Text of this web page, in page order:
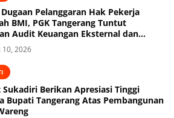
Pelanggaran Hak Pekerja
BMI, PGK Tangerang Tuntut
Audit Keuangan Eksternal dan
Kemnaker serta Kemenkop Turun
10, 2026
Sukadiri Berikan Apresiasi Tinggi
Bupati Tangerang Atas Pembangunan